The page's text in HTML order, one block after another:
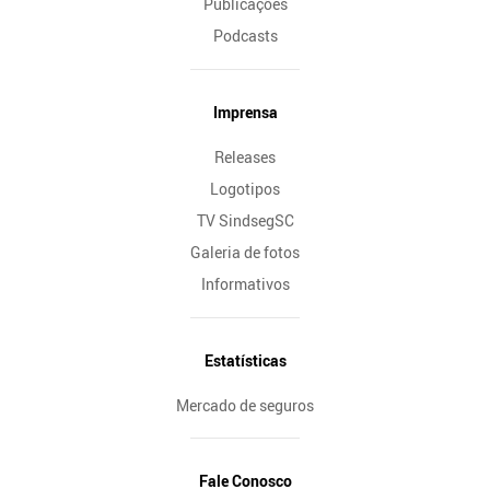
Podcasts
Imprensa
Releases
Logotipos
TV SindsegSC
Galeria de fotos
Informativos
Estatísticas
Mercado de seguros
Fale Conosco